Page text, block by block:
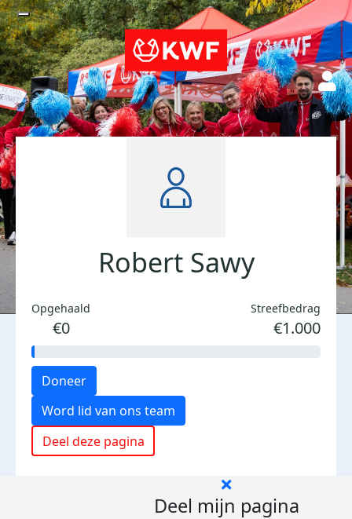
Robert Sawy
Opgehaald
€0
Streefbedrag
€1.000
Doneer
Word lid van ons team
Deel deze pagina
Deel mijn pagina